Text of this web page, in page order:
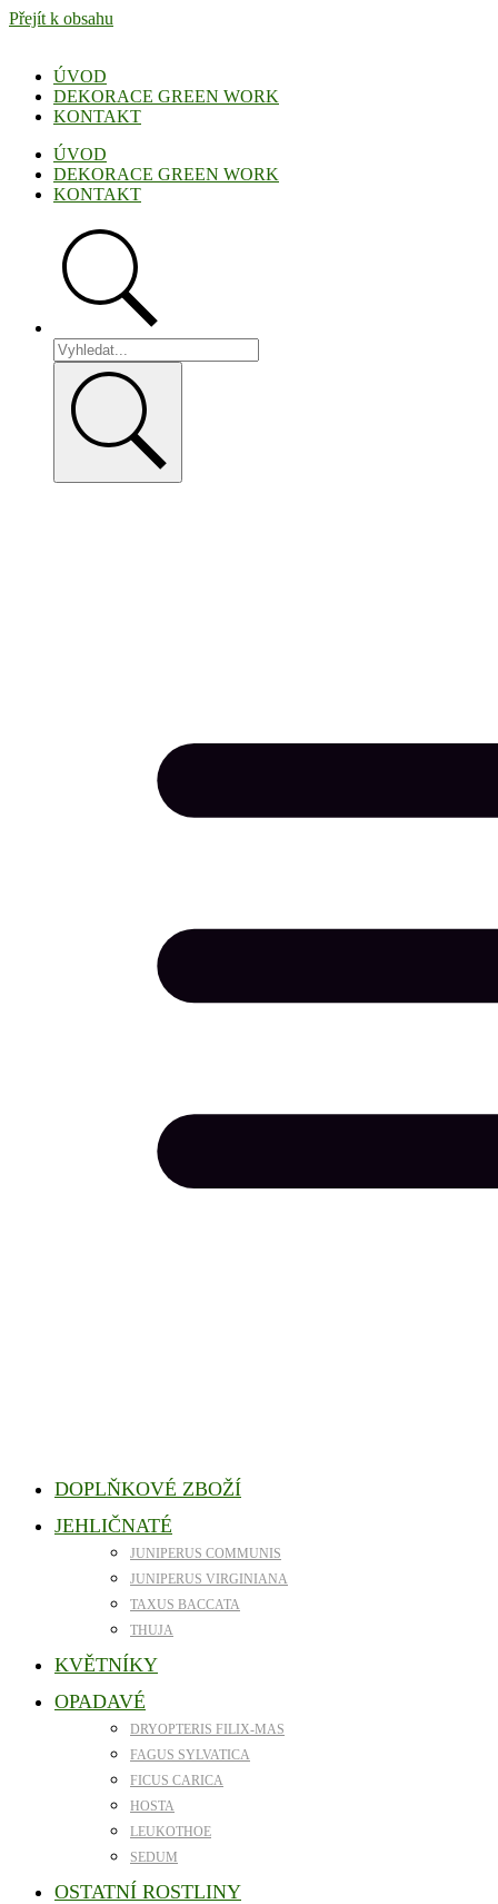
Přejít k obsahu
ÚVOD
DEKORACE GREEN WORK
KONTAKT
ÚVOD
DEKORACE GREEN WORK
KONTAKT
DOPLŇKOVÉ ZBOŽÍ
JEHLIČNATÉ
JUNIPERUS COMMUNIS
JUNIPERUS VIRGINIANA
TAXUS BACCATA
THUJA
KVĚTNÍKY
OPADAVÉ
DRYOPTERIS FILIX-MAS
FAGUS SYLVATICA
FICUS CARICA
HOSTA
LEUKOTHOE
SEDUM
OSTATNÍ ROSTLINY